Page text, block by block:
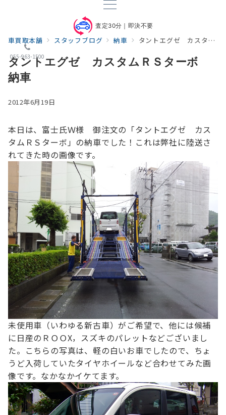
査定30分｜即決不要
055-963-1500
車買取本舗 スタッフブログ 納車 タントエグゼ カスタムＲＳターボ 納車
タントエグゼ カスタムＲＳターボ
納車
2012年6月19日
本日は、富士氏Ｗ様 御注文の「タントエグゼ カス
タムＲＳターボ」の納車でした！ これは弊社に陸送さ
れてきた時の画像です。
未使用車（いわゆる新古車）がご希望で、他には候補
に日産のＲＯＯX，スズキのパレットなどございまし
た。 こちらの写真は、軽の白いお車でしたので、ちょ
うど入荷していたタイヤホイールなど合わせてみた画
像です。なかなかイケてます。